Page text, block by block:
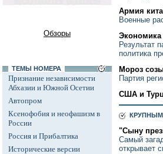
Обзоры
ТЕМЫ НОМЕРА
Признание независимости
Абхазии и Южной Осетии
Автопром
Ксенофобия и неофашизм в
России
Россия и Прибалтика
Исторические версии
Армия
Военные
Экономика
Результат
политика
Мороз
Партия
США и
"Сыну
Самый
открывает